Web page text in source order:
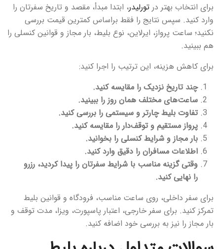
برای انتخاب بهتر در تورلیدر، ابتدا مبدأ، مقصد و تاریخ سفرتان را
وارد کنید. سپس نتایج را فقط براساس کمترین قیمت بررسی
نکنید؛ ساعت پرواز، ایرلاین، نوع بلیط، بار مجاز و قوانین کنسلی را
هم ببینید.
برای کاهش هزینه، این ترتیب را اجرا کنید:
چند تاریخ نزدیک را مقایسه کنید.
ساعت‌های مختلف همان روز را ببینید.
تفاوت بلیط چارتر و سیستمی را بررسی کنید.
پرواز مستقیم و توقف‌دار را مقایسه کنید.
بار مجاز و شرایط کنسلی را بخوانید.
اطلاعات مسافران را دقیق وارد کنید.
وقتی گزینه مناسب با شرایط سفرتان را پیدا کردید، رزرو
را نهایی کنید.
برای سفر داخلی، روی ساعت مناسب، فرودگاه و قوانین بلیط
تمرکز کنید. برای سفر خارجی، اعتبار پاسپورت، ویزا، مدت توقف و
بار مجاز را نیز به بررسی خود اضافه کنید.